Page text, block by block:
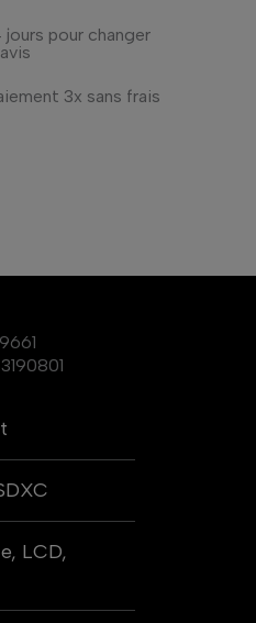
jours pour changer
3x sans frais
LCD,